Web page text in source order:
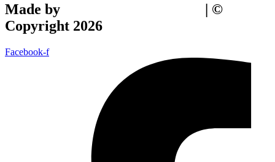
Made by
| ©
Copyright 2026
Facebook-f